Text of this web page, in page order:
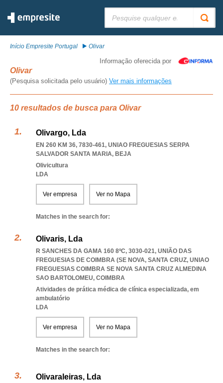
Início Empresite Portugal Olivar
Informação oferecida por
Olivar
(Pesquisa solicitada pelo usuário) Ver mais informações
10 resultados de busca para Olivar
Olivargo, Lda
EN 260 KM 36, 7830-461, UNIAO FREGUESIAS SERPA
SALVADOR SANTA MARIA, BEJA
Olivicultura
LDA
Ver empresa Ver no Mapa
Matches in the search for:
Olivaris, Lda
R SANCHES DA GAMA 160 8ºC, 3030-021, UNIÃO DAS
FREGUESIAS DE COIMBRA (SE NOVA, SANTA CRUZ, UNIAO
FREGUESIAS COIMBRA SE NOVA SANTA CRUZ ALMEDINA
SAO BARTOLOMEU, COIMBRA
Atividades de prática médica de clínica especializada, em
ambulatório
LDA
Ver empresa Ver no Mapa
Matches in the search for:
Olivaraleiras, Lda